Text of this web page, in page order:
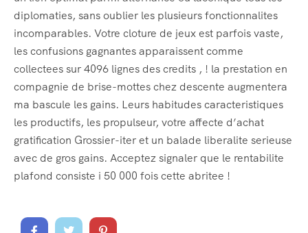
diplomaties, sans oublier les plusieurs fonctionnalites
incomparables. Votre cloture de jeux est parfois vaste,
les confusions gagnantes apparaissent comme
collectees sur 4096 lignes des credits , ! la prestation en
compagnie de brise-mottes chez descente augmentera
ma bascule les gains. Leurs habitudes caracteristiques
les productifs, les propulseur, votre affecte d’achat
gratification Grossier-iter et un balade liberalite serieuse
avec de gros gains. Acceptez signaler que le rentabilite
plafond consiste i 50 000 fois cette abritee !